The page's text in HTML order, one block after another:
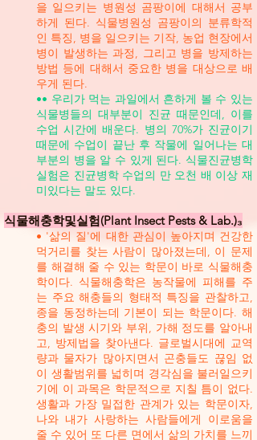
을 일으키는 병원성 곰팡이에 대해서 공부
하게 된다. 식물병원성 곰팡이의 분류학적
인 특징, 병을 일으키는 기작, 농업 현장에서
병이 발생하는 과정, 그리고 병을 방제하는
방법 등에 대해서 중요한 병을 대상으로 배
우게 된다.
•• 우리가 먹는 과일에서 흔하게 볼 수 있는
식물병들의 대부분이 진균 때문인데, 이를
수업 시간에 배운다. 병의 70%가 진균이기
때문에 수업이 끝난 후 작물에 일어나는 대
부분의 병을 알 수 있게 된다. 식물진균병학
실험은 진균병학 수업의 만 오천 배 이상 재
미있다는 말도 있다.
식물해충학및실험(Plant Insect Pests & Lab.)₃
• '삶의 질'에 대한 관심이 높아지며 건강한
먹거리를 찾는 사람이 많아졌는데, 이 문제
를 해결해 줄 수 있는 학문이 바로 식물해충
학이다. 식물해충학은 농작물에 피해를 주
는 주요 해충들의 형태적 특징을 관찰하고,
종을 동정하는데 기본이 되는 학문이다. 해
충의 발생 시기와 부위, 가해 정도를 알아내
고, 방제법을 찾아낸다. 글로벌시대에 교역
량과 물자가 많아지면서 곤충들도 끊임 없
이 생활범위를 넓히며 경각심을 불러일으키
기에 이 과목은 학문적으로 지칠 틈이 없다.
생활과 가장 밀접한 관계가 있는 학문이자,
나와 내가 사랑하는 사람들에게 이로움을
줄 수 있어 또 다른 면에서 삶의 가치를 느끼